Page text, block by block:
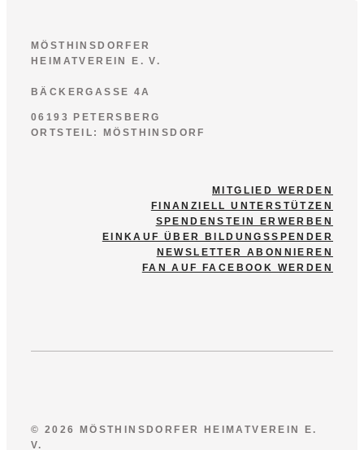
MÖSTHINSDORFER
HEIMATVEREIN E. V.
BÄCKERGASSE 4A
06193 PETERSBERG
ORTSTEIL: MÖSTHINSDORF
MITGLIED WERDEN
FINANZIELL UNTERSTÜTZEN
SPENDENSTEIN ERWERBEN
EINKAUF ÜBER BILDUNGSSPENDER
NEWSLETTER ABONNIEREN
FAN AUF FACEBOOK WERDEN
© 2026 MÖSTHINSDORFER HEIMATVEREIN E.
V.